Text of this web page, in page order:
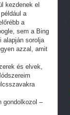
kezdenek el
a
a
sem a Bing
alapján sorolja
azzal, amit
és elvek,
gondolkozol –